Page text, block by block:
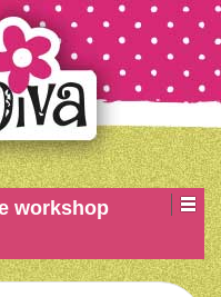
workshop